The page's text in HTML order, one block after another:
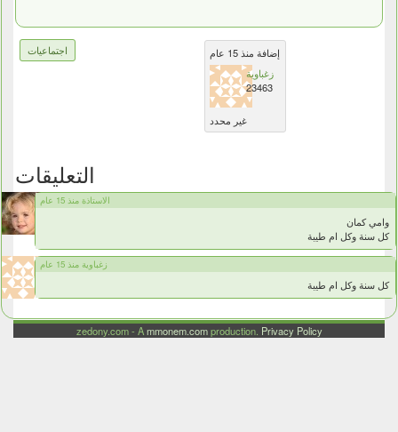
اجتماعيات
إضافة منذ 15 عام
زغباوية
23463
غير محدد
التعليقات
الاستاذة منذ 15 عام
وامي كمان
كل سنة وكل ام طيبة
زغباوية منذ 15 عام
كل سنة وكل ام طيبة
zedony.com - Ammonem.comproduction. Privacy Policy